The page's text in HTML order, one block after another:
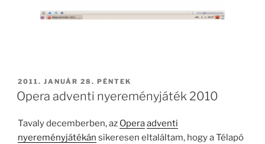
BEKÜLDVE:
2011. JANUÁR 28. PÉNTEK
Opera adventi nyereményjáték 2010
Tavaly decemberben, az Operaadventi
nyereményjátékán sikeresen eltaláltam, hogy a Télapó